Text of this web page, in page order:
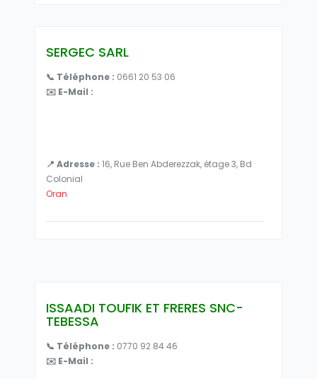
SERGEC SARL
📞 Téléphone : 0661 20 53 06
✉️ E-Mail :
📍 Adresse : 16, Rue Ben Abderezzak, étage 3, Bd
Colonial
Oran
ISSAADI TOUFIK ET FRERES SNC-
TEBESSA
📞 Téléphone : 0770 92 84 46
✉️ E-Mail :